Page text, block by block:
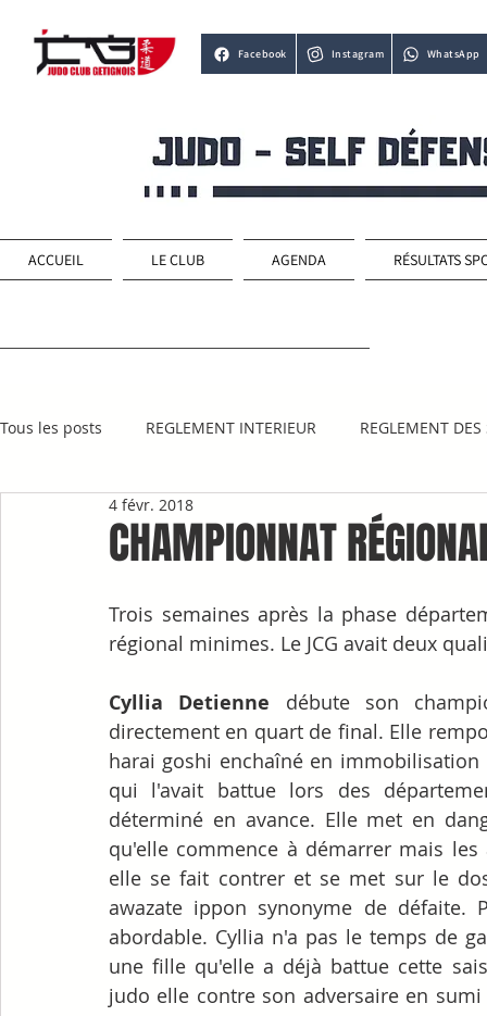
Facebook Instagram WhatsApp
ACCUEIL LE CLUB AGENDA RÉSULTATS
Tous les posts REGLEMENT INTERIEUR REGLEMENT DES
CHAMPIONNAT
4 févr. 2018
Trois semaines après la phase
régional minimes. Le JCG avait deux
Cyllia Detienne débute son
directement en quart de final. Elle
harai goshi enchaîné en
qui l'avait battue lors des
déterminé en avance. Elle met en
qu'elle commence à démarrer mais
elle se fait contrer et se met sur le
awazate ippon synonyme de
abordable. Cyllia n'a pas le temps de
une fille qu'elle a déjà battue cette
judo elle contre son adversaire en